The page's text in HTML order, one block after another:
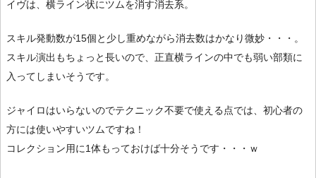
イヴは、横ライン状にツムを消す消去系。
スキル発動数が15個と少し重めながら消去数はかなり微妙・・・。
スキル演出もちょっと長いので、正直横ラインの中でも弱い部類に
入ってしまいそうです。
ジャイロはいらないのでテクニック不要で使える点では、初心者の
方には使いやすいツムですね！
コレクション用に1体もっておけば十分そうです・・・ｗ